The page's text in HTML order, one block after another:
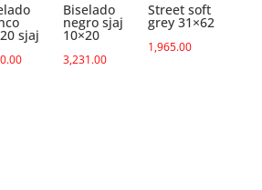
sjaj
Biselado
negro sjaj
10×20
3,231.00
Street soft
grey 31×62
1,965.00